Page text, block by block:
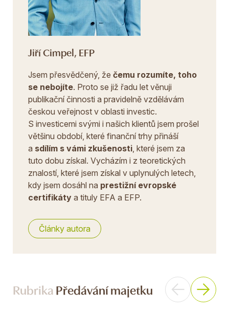
Jiří Cimpel, EFP
Jsem přesvědčený, že čemu rozumíte, toho
se nebojíte. Proto se již řadu let věnuji
publikační činnosti a pravidelně vzdělávám
českou veřejnost v oblasti investic.
S investicemi svými i našich klientů jsem prošel
většinu období, které finanční trhy přináší
a sdílím s vámi zkušenosti , které jsem za
tuto dobu získal. Vycházím i z teoretických
znalostí, které jsem získal v uplynulých letech,
kdy jsem dosáhl na prestižní evropské
certifikáty a tituly EFA a EFP.
Články autora
RubrikaPředávání majetku